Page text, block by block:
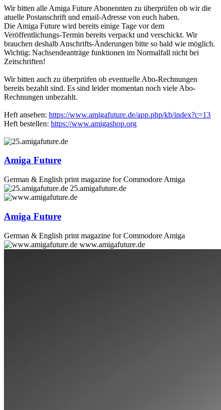
Wir bitten alle Amiga Future Abonennten zu überprüfen ob wir die
atuelle Postanschrift und email-Adresse von euch haben.
Die Amiga Future wird bereits einige Tage vor dem
Veröffentlichungs-Termin bereits verpackt und verschickt. Wir
brauchen deshalb Anschrifts-Änderungen bitte so bald wie möglich.
Wichtig: Nachsendeanträge funktionen im Normalfall nicht bei
Zeitschriften!
Wir bitten auch zu überprüfen ob eventuelle Abo-Rechnungen
bereits bezahlt sind. Es sind leider momentan noch viele Abo-
Rechnungen unbezahlt.
Heft ansehen: https://www.amigafuture.de/app.php/kb/index?c=13
Heft bestellen: https://www.amigashop.org
Amiga Future
German & English print magazine for Commodore Amiga
25.amigafuture.de
Amiga Future
German & English print magazine for Commodore Amiga
www.amigafuture.de